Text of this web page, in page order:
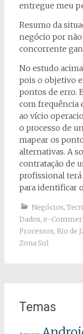
entregue meu
Resumo da
negócio por
concorrente
No estudo
pois o objetivo
pontos de erro.
com frequência
ao vício
o processo de
mapear os
alternativas. A
contratação de
profissional
para identificar
Negócios,
Dados, e-
Processos, Rio de
Zona Sul
Temas